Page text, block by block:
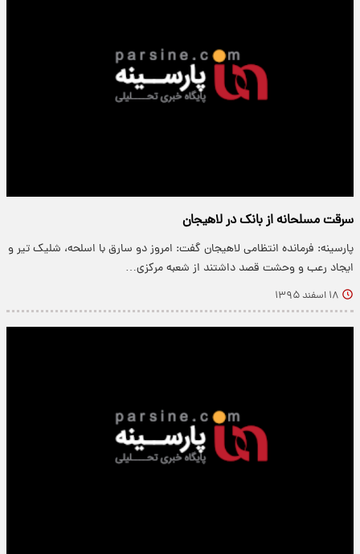
سرقت مسلحانه از بانک در لاهیجان
پارسینه: فرمانده انتظامی لاهیجان گفت: امروز دو سارق با اسلحه، شلیک تیر و
ایجاد رعب و وحشت قصد داشتند از شعبه مرکزی…
۱۸ اسفند ۱۳۹۵